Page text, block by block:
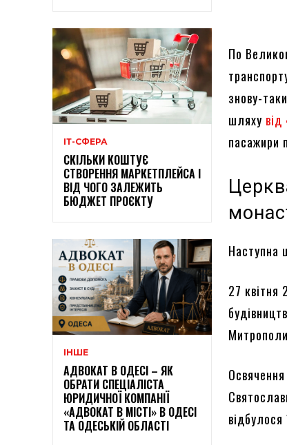
ІТ-СФЕРА
СКІЛЬКИ КОШТУЄ
СТВОРЕННЯ МАРКЕТПЛЕЙСА І
ВІД ЧОГО ЗАЛЕЖИТЬ
БЮДЖЕТ ПРОЄКТУ
ІНШЕ
АДВОКАТ В ОДЕСІ – ЯК
ОБРАТИ СПЕЦІАЛІСТА
ЮРИДИЧНОЇ КОМПАНІЇ
«АДВОКАТ В МІСТІ» В ОДЕСІ
ТА ОДЕСЬКІЙ ОБЛАСТІ
По
знову-
шляху
пасажири
Наступна
27 квітня